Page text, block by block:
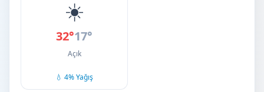
☀️
32°17°
Açık
💧 4% Yağış